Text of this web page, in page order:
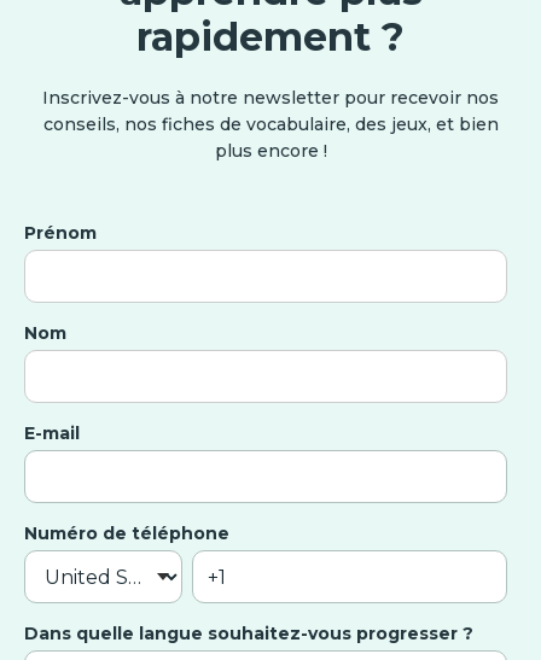
rapidement ?
Inscrivez-vous à notre newsletter pour recevoir nos
conseils, nos fiches de vocabulaire, des jeux, et bien
plus encore !
Prénom
Nom
E-mail
Numéro de téléphone
Dans quelle langue souhaitez-vous progresser ?